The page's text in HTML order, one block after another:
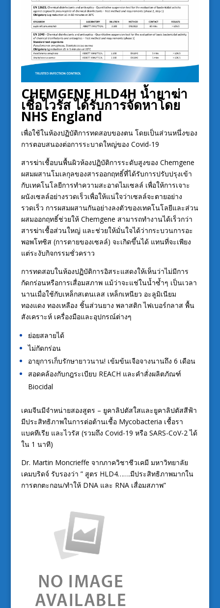
CHEMGENE HLD4H น้ำยาฆ่า
เชื้อไวรัส ได้รับการจัดหาโดย
NHS England
เพื่อใช้ในห้องปฏิบัติการทดสอบของตน โดยเป็นส่วนหนึ่งของ
การตอบสนองต่อการระบาดใหญ่ของ Covid-19
สารฆ่าเชื้อบนพื้นผิวห้องปฏิบัติการระดับสูงของ Chemgene
ผสมผสานโมเลกุลของสารออกฤทธิ์ที่ได้รับการปรับปรุงเข้า
กับเทคโนโลยีการทำความสะอาดไมเซลล์ เพื่อให้การเจาะ
ผนังเซลล์อย่างรวดเร็วเพื่อให้แน่ใจว่าเซลล์จะตายอย่าง
รวดเร็ว การผสมผสานกันอย่างลงตัวของเทคโนโลยีและส่วน
ผสมออกฤทธิ์ช่วยให้ Chemgene สามารถทำงานได้เร็วกว่า
สารฆ่าเชื้อส่วนใหญ่ และช่วยให้มั่นใจได้ว่ากระบวนการอะ
พอพโทซิส (การตายของเซลล์) จะเกิดขึ้นได้ แทนที่จะเพียง
แต่ระงับกิจกรรมชั่วคราว
การทดสอบในห้องปฏิบัติการอิสระแสดงให้เห็นว่าไม่มีการ
กัดกร่อนหรือการเสื่อมสภาพ แม้ว่าจะแช่ในน้ำซ้ำๆ เป็นเวลา
นานเมื่อใช้กับเหล็กสเตนเลส เหล็กเหนียว อะลูมิเนียม
ทองแดง ทองเหลือง ชิ้นส่วนยาง พลาสติก ไฟเบอร์กลาส พื้น
สังเคราะห์ เครื่องมือและอุปกรณ์ต่างๆ
ย่อยสลายได้
ไม่กัดกร่อน
อายุการเก็บรักษายาวนาน! เข้มข้นเจือจางนานถึง 6 เดือน
สอดคล้องกับกฎระเบียบ REACH และคำสั่งผลิตภัณฑ์
Biocidal
เคมจีนมีจำหน่ายสองสูตร – ยูคาลิปตัสใสและยูคาลิปตัสสีฟ้า
มีประสิทธิภาพในการต่อต้านเชื้อ Mycobacteria เชื้อรา
แบคทีเรีย และไวรัส (รวมถึง Covid-19 หรือ SARS-CoV-2 ได้
ใน 1 นาที)
Dr. Martin Moncrieffe จากภาควิชาชีวเคมี มหาวิทยาลัย
เคมบริดจ์ รับรองว่า ” สูตร HLD4…….มีประสิทธิภาพมากใน
การตกตะกอน/ทำให้ DNA และ RNA เสื่อมสภาพ”